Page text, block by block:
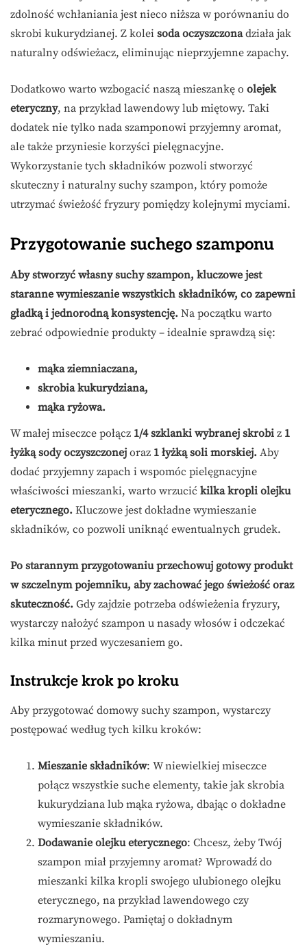
zdolność wchłaniania jest nieco niższa w porównaniu do
skrobi kukurydzianej. Z kolei soda oczyszczonadziała jak
naturalny odświeżacz, eliminując nieprzyjemne zapachy.
Dodatkowo warto wzbogacić naszą mieszankę o olejek
eteryczny, na przykład lawendowy lub miętowy. Taki
dodatek nie tylko nada szamponowi przyjemny aromat,
ale także przyniesie korzyści pielęgnacyjne.
Wykorzystanie tych składników pozwoli stworzyć
skuteczny i naturalny suchy szampon, który pomoże
utrzymać świeżość fryzury pomiędzy kolejnymi myciami.
Przygotowanie suchego szamponu
Aby stworzyć własny suchy szampon, kluczowe jest
staranne wymieszanie wszystkich składników, co zapewni
gładką i jednorodną konsystencję. Na początku warto
zebrać odpowiednie produkty – idealnie sprawdzą się:
mąka ziemniaczana,
skrobia kukurydziana,
mąka ryżowa.
W małej miseczce połącz 1/4 szklanki wybranej skrobi z 1
łyżką sody oczyszczonej oraz 1 łyżką soli morskiej. Aby
dodać przyjemny zapach i wspomóc pielęgnacyjne
właściwości mieszanki, warto wrzucić kilka kropli olejku
eterycznego. Kluczowe jest dokładne wymieszanie
składników, co pozwoli uniknąć ewentualnych grudek.
Po starannym przygotowaniu przechowuj gotowy produkt
w szczelnym pojemniku, aby zachować jego świeżość oraz
skuteczność. Gdy zajdzie potrzeba odświeżenia fryzury,
wystarczy nałożyć szampon u nasady włosów i odczekać
kilka minut przed wyczesaniem go.
Instrukcje krok po kroku
Aby przygotować domowy suchy szampon, wystarczy
postępować według tych kilku kroków:
Mieszanie składników: W niewielkiej miseczce
połącz wszystkie suche elementy, takie jak skrobia
kukurydziana lub mąka ryżowa, dbając o dokładne
wymieszanie składników.
Dodawanie olejku eterycznego: Chcesz, żeby Twój
szampon miał przyjemny aromat? Wprowadź do
mieszanki kilka kropli swojego ulubionego olejku
eterycznego, na przykład lawendowego czy
rozmarynowego. Pamiętaj o dokładnym
wymieszaniu.